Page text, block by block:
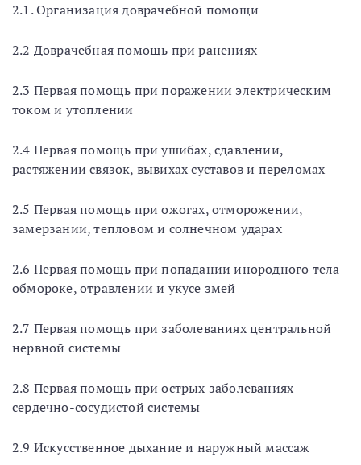
2.1. Организация доврачебной помощи
2.2 Доврачебная помощь при ранениях
2.3 Первая помощь при поражении электрическим
током и утоплении
2.4 Первая помощь при ушибах, сдавлении,
растяжении связок, вывихах суставов и переломах
2.5 Первая помощь при ожогах, отморожении,
замерзании, тепловом и солнечном ударах
2.6 Первая помощь при попадании инородного тела
обмороке, отравлении и укусе змей
2.7 Первая помощь при заболеваниях центральной
нервной системы
2.8 Первая помощь при острых заболеваниях
сердечно-сосудистой системы
2.9 Искусственное дыхание и наружный массаж